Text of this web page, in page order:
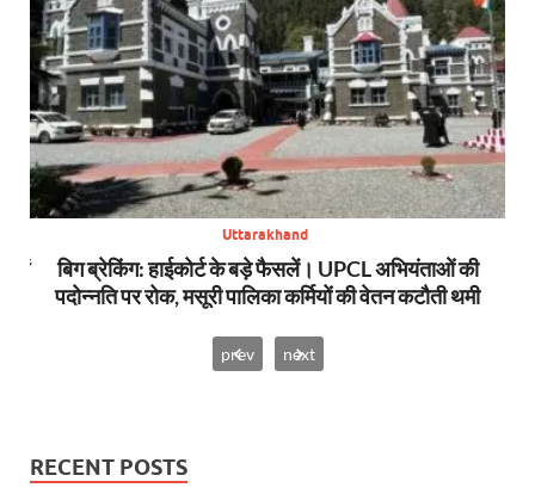
Uttarakhand
बिग ब्रेकिंग: हाईकोर्ट के बड़े फैसलें। UPCL अभियंताओं की
पदोन्नति पर रोक, मसूरी पालिका कर्मियों की वेतन कटौती थमी
prev next
RECENT POSTS